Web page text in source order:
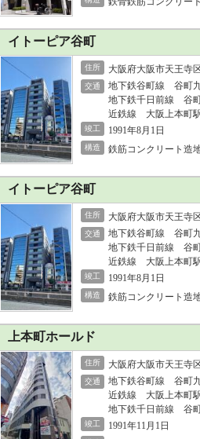
イトーピア谷町
住所 大阪府大阪市天王寺
交通
地下鉄谷町線 谷町
地下鉄千日前線 谷
近鉄線 大阪上本町
竣工 1991年8月1日
構造 鉄筋コンクリート造
イトーピア谷町
住所 大阪府大阪市天王寺
交通
地下鉄谷町線 谷町
地下鉄千日前線 谷
近鉄線 大阪上本町
竣工 1991年8月1日
構造 鉄筋コンクリート造
上本町ホールド
住所 大阪府大阪市天王寺
交通
地下鉄谷町線 谷町
近鉄線 大阪上本町
地下鉄千日前線 谷
竣工 1991年11月1日